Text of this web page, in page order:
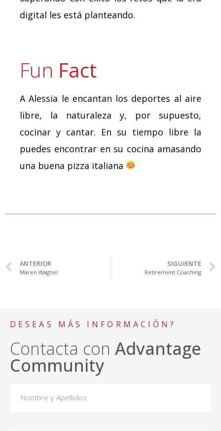
digital les está planteando.
Fun Fact
A Alessia le encantan los deportes al aire
libre, la naturaleza y, por supuesto,
cocinar y cantar. En su tiempo libre la
puedes encontrar en su cocina amasando
una buena pizza italiana
ANTERIOR
Maren Wagner
SIGUIENTE
Retirement Coaching
DESEAS MÁS INFORMACIÓN?
Contacta con Advantage
Community